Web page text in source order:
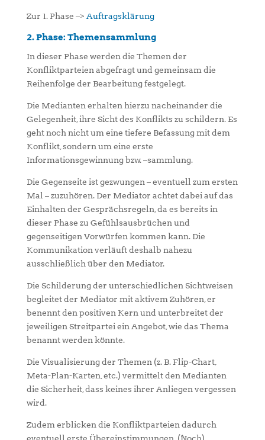
Zur 1. Phase –> Auftragsklärung
2. Phase: Themensammlung
In dieser Phase werden die Themen der
Konfliktparteien abgefragt und gemeinsam die
Reihenfolge der Bearbeitung festgelegt.
Die Medianten erhalten hierzu nacheinander die
Gelegenheit, ihre Sicht des Konflikts zu schildern. Es
geht noch nicht um eine tiefere Befassung mit dem
Konflikt, sondern um eine erste
Informationsgewinnung bzw. –sammlung.
Die Gegenseite ist gezwungen – eventuell zum ersten
Mal – zuzuhören. Der Mediator achtet dabei auf das
Einhalten der Gesprächsregeln, da es bereits in
dieser Phase zu Gefühlsausbrüchen und
gegenseitigen Vorwürfen kommen kann. Die
Kommunikation verläuft deshalb nahezu
ausschließlich über den Mediator.
Die Schilderung der unterschiedlichen Sichtweisen
begleitet der Mediator mit aktivem Zuhören, er
benennt den positiven Kern und unterbreitet der
jeweiligen Streitpartei ein Angebot, wie das Thema
benannt werden könnte.
Die Visualisierung der Themen (z. B. Flip-Chart,
Meta-Plan-Karten, etc.) vermittelt den Medianten
die Sicherheit, dass keines ihrer Anliegen vergessen
wird.
Zudem erblicken die Konfliktparteien dadurch